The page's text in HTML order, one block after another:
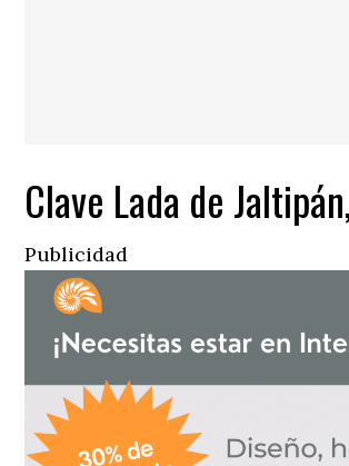
Clave Lada de
Publicidad